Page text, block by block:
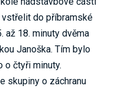
do příbramské
až 18. minuty dvěma
Janoška. Tím bylo
o čtyři minuty.
skupiny o záchranu